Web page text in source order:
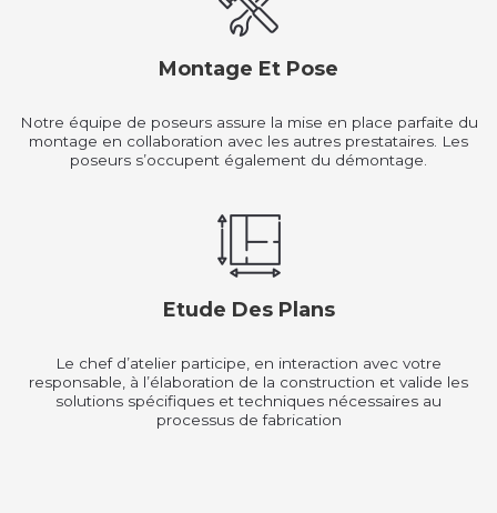
Montage Et Pose
Notre équipe de poseurs assure la mise en place parfaite du
montage en collaboration avec les autres prestataires. Les
poseurs s’occupent également du démontage.
Etude Des Plans
Le chef d’atelier participe, en interaction avec votre
responsable, à l’élaboration de la construction et valide les
solutions spécifiques et techniques nécessaires au
processus de fabrication